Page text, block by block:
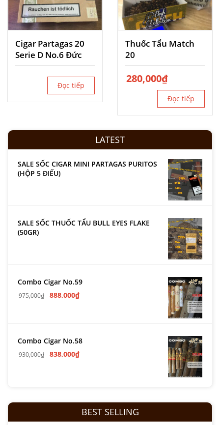
Cigar Partagas 20
Serie D No.6 Đức
Đọc tiếp
Thuốc Tẩu Match
20
280,000₫
Đọc tiếp
LATEST
SALE SỐC CIGAR MINI PARTAGAS PURITOS
(HỘP 5 ĐIẾU)
SALE SỐC THUỐC TẨU BULL EYES FLAKE
(50GR)
Combo Cigar No.59
975,000₫ 888,000₫
Combo Cigar No.58
930,000₫ 838,000₫
BEST SELLING